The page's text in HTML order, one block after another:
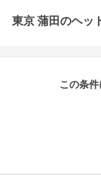
東京 蒲田のヘッ
この条